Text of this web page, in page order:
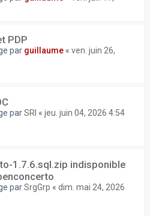
PDP
par guillaume « ven. juin 26,
parSRI « jeu. juin 04, 2026 4:54
1.7.6.sql.zip indisponible
parSrgGrp « dim. mai 24, 2026